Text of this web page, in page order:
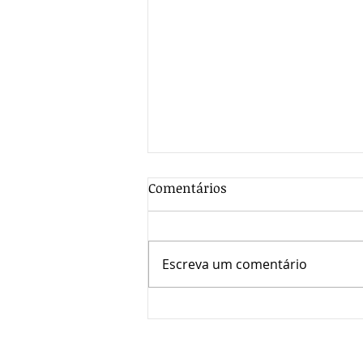
Emblemáticos festejos
Comentários
Escreva um comentário